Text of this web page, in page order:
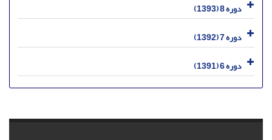
دوره 8 (1393)
دوره 7 (1392)
دوره 6 (1391)